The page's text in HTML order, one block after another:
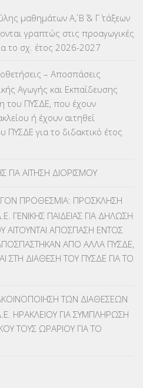
ΓΛΩΣΣΟΜΑΘΕΙΑΣ
ΠΛΗΡΟΦΟΡΙΚΗΣ(12)
ΒΕΛΤΙΩΣΕΙΣ(319)
μαθημάτων Α΄, Β΄ & Γ΄ τάξεων
γραπτώς στις προαγωγικές
το σχ. έτος 2026-2027
– Αποσπάσεις
Αγωγής και Εκπαίδευσης
του ΠΥΣΔΕ, που έχουν
ή έχουν αιτηθεί
ΠΥΣΔΕ για το διδακτικό έτος
ΑΙΤΗΣΗ ΔΙΟΡΙΣΜΟΥ
ΠΡΟΘΕΣΜΙΑ: ΠΡΟΣΚΛΗΣΗ
ΓΕΝΙΚΗΣ ΠΑΙΔΕΙΑΣ ΓΙΑ ΔΗΛΩΣΗ
ΑΙΤΟΥΝΤΑΙ ΑΠΟΣΠΑΣΗ ΕΝΤΟΣ
ΑΠΟ ΑΛΛΑ ΠΥΣΔΕ,
ΣΤΗ ΔΙΑΘΕΣΗ ΤΟΥ ΠΥΣΔΕ ΓΙΑ ΤΟ
ΤΩΝ ΔΙΑΘΕΣΕΩΝ
ΗΡΑΚΛΕΙΟΥ ΓΙΑ ΣΥΜΠΛΗΡΩΣΗ
ΤΟΥΣ ΩΡΑΡΙΟΥ ΓΙΑ ΤΟ